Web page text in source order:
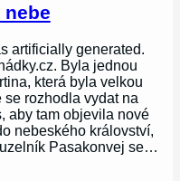
artificially generated.
Byla jednou
která byla velkou
rozhodla vydat na
aby tam objevila nové
nebeského království,
Pasakonvej se…